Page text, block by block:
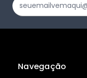
Navegação